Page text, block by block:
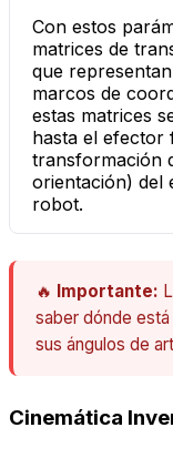
Con estos
matrices de
que
marcos de
estas matrices
hasta el efector
transformación
orientación) del
robot.
🔥 Importante:
saber dónde
sus ángulos de
Cinemática